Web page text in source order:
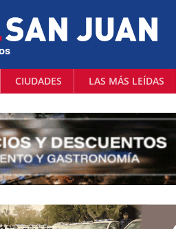
CIUDADES LAS MÁS LEÍDAS